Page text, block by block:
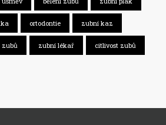
ortodontie zubní kaz
zubů zubní lékař citlivost zubů